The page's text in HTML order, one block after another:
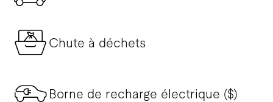
Chute à déchets
Borne de recharge électrique ($)